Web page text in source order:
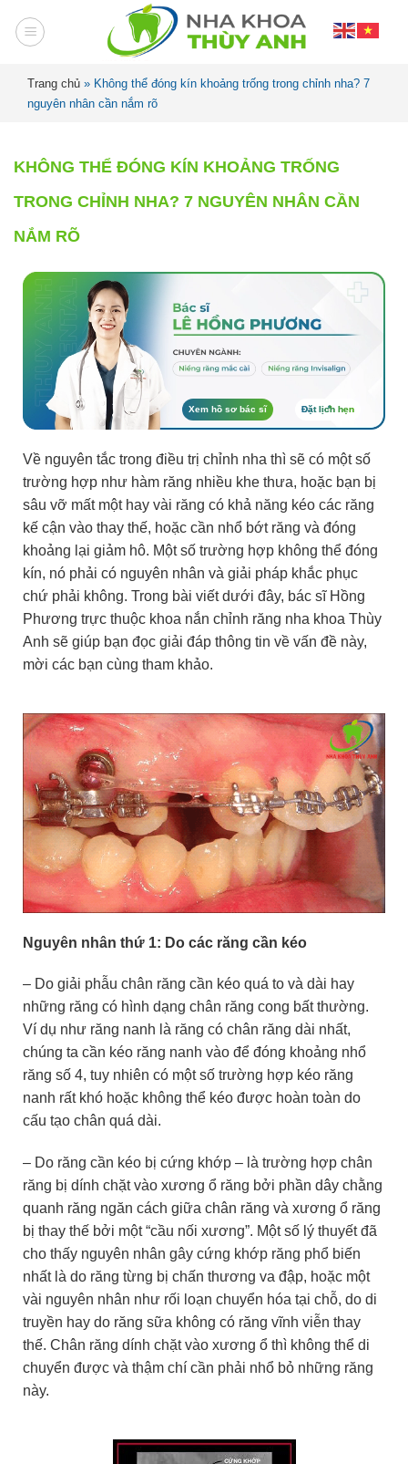
Trang chủ » Không thể đóng kín khoảng trống trong chỉnh nha? 7
nguyên nhân cần nắm rõ
KHÔNG THỂ ĐÓNG KÍN KHOẢNG TRỐNG
TRONG CHỈNH NHA? 7 NGUYÊN NHÂN CẦN
NẮM RÕ
Xem hồ sơ bác sĩ Đặt lịch hẹn
Về nguyên tắc trong điều trị chỉnh nha thì sẽ có một số
trường hợp như hàm răng nhiều khe thưa, hoặc bạn bị
sâu vỡ mất một hay vài răng có khả năng kéo các răng
kế cận vào thay thế, hoặc cần nhổ bớt răng và đóng
khoảng lại giảm hô. Một số trường hợp không thể đóng
kín, nó phải có nguyên nhân và giải pháp khắc phục
chứ phải không. Trong bài viết dưới đây, bác sĩ Hồng
Phương trực thuộc khoa nắn chỉnh răng nha khoa Thùy
Anh sẽ giúp bạn đọc giải đáp thông tin về vấn đề này,
mời các bạn cùng tham khảo.
Nguyên nhân thứ 1: Do các răng cần kéo
– Do giải phẫu chân răng cần kéo quá to và dài hay
những răng có hình dạng chân răng cong bất thường.
Ví dụ như răng nanh là răng có chân răng dài nhất,
chúng ta cần kéo răng nanh vào để đóng khoảng nhổ
răng số 4, tuy nhiên có một số trường hợp kéo răng
nanh rất khó hoặc không thể kéo được hoàn toàn do
cấu tạo chân quá dài.
– Do răng cần kéo bị cứng khớp – là trường hợp chân
răng bị dính chặt vào xương ổ răng bởi phần dây chằng
quanh răng ngăn cách giữa chân răng và xương ổ răng
bị thay thế bởi một “cầu nối xương”. Một số lý thuyết đã
cho thấy nguyên nhân gây cứng khớp răng phổ biến
nhất là do răng từng bị chấn thương va đập, hoặc một
vài nguyên nhân như rối loạn chuyển hóa tại chỗ, do di
truyền hay do răng sữa không có răng vĩnh viễn thay
thế. Chân răng dính chặt vào xương ổ thì không thể di
chuyển được và thậm chí cần phải nhổ bỏ những răng
này.